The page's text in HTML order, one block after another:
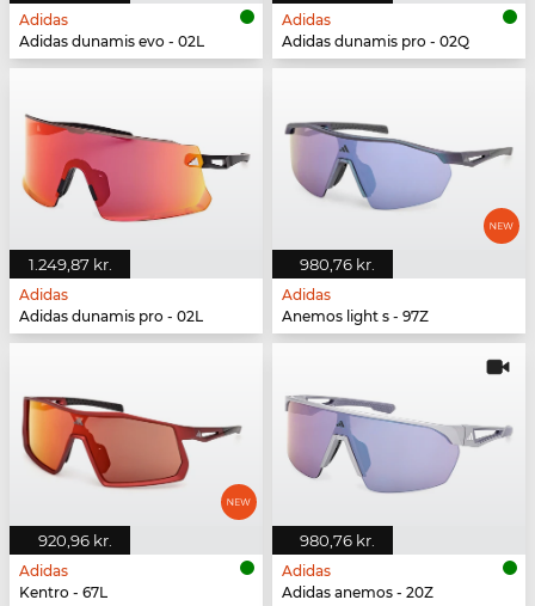
Adidas
Adidas dunamis evo - 02L
Adidas
Adidas dunamis pro - 02Q
1.249,87 kr.
Adidas
Adidas dunamis pro - 02L
980,76 kr.
Adidas
Anemos light s - 97Z
920,96 kr.
Adidas
Kentro - 67L
980,76 kr.
Adidas
Adidas anemos - 20Z